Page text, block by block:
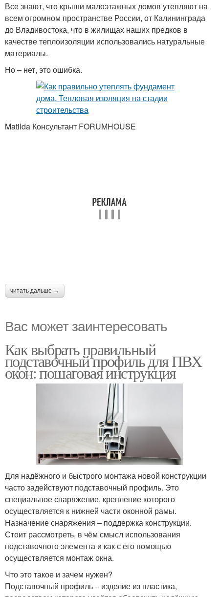
Все знают, что крыши малоэтажных домов утепляют на
всем огромном пространстве России, от Калининграда
до Владивостока, что в жилищах наших предков в
качестве теплоизоляции использовались натуральные
материалы.
Но – нет, это ошибка.
Matilda Консультант FORUMHOUSE
читать дальше →
Вас может заинтересовать
Как выбрать правильный
подставочный профиль для ПВХ
окон: пошаговая инструкция
Для надёжного и быстрого монтажа новой конструкции
часто задействуют подставочный профиль. Это
специальное снаряжение, крепление которого
осуществляется к нижней части оконной рамы.
Назначение снаряжения – поддержка конструкции.
Стоит рассмотреть, в чём смысл использования
подставочного элемента и как с его помощью
осуществляется монтаж окна.
Что это такое и зачем нужен?
Подставочный профиль – изделие из пластика,